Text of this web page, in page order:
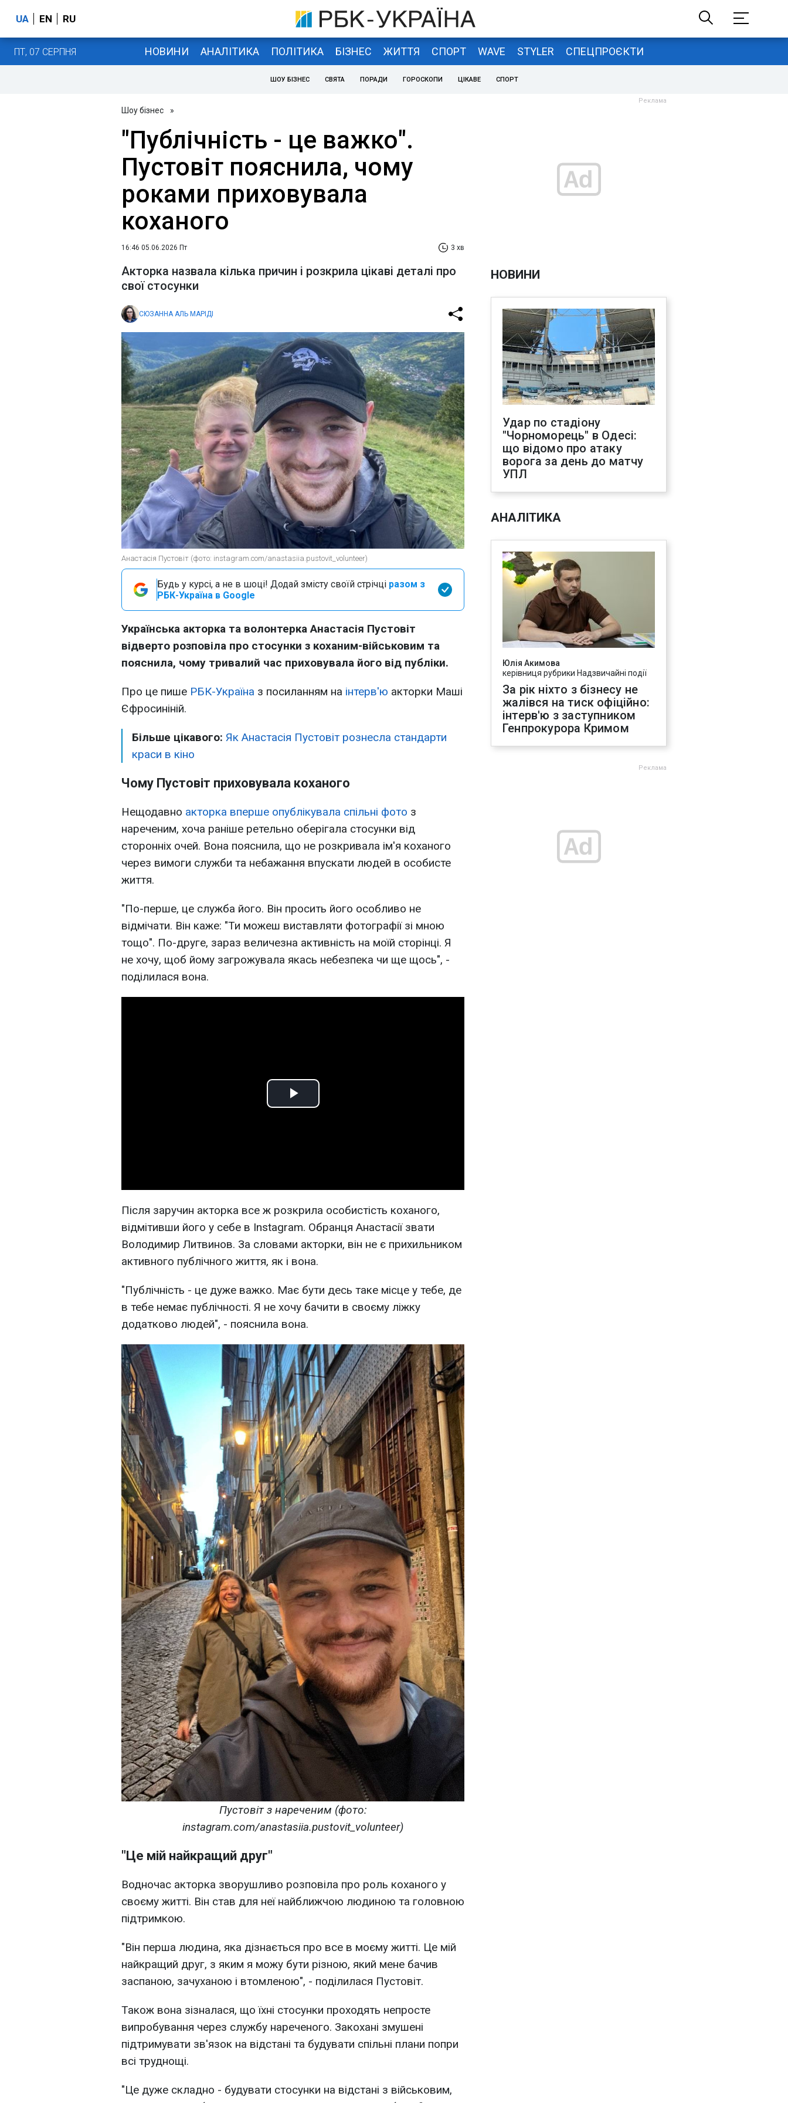
UA EN RU
ПТ, 07 СЕРПНЯ НОВИНИ АНАЛІТИКА ПОЛІТИКА БІЗНЕС ЖИТТЯ СПОРТ WAVE STYLER СПЕЦПРОЄКТИ
ШОУ БІЗНЕС СВЯТА ПОРАДИ ГОРОСКОПИ ЦІКАВЕ СПОРТ
Шоу бізнес »
"Публічність - це важко".
Пустовіт пояснила, чому
роками приховувала
коханого
16:46 05.06.2026 Пт 3 хв
Акторка назвала кілька причин і розкрила цікаві деталі про
свої стосунки
СЮЗАННА АЛЬ МАРІДІ
Анастасія Пустовіт (фото: instagram.com/anastasiia.pustovit_volunteer)
Будь у курсі, а не в шоці! Додай змісту своїй стрічці разом з
РБК-Україна в Google
Українська акторка та волонтерка Анастасія Пустовіт
відверто розповіла про стосунки з коханим-військовим та
пояснила, чому тривалий час приховувала його від публіки.
Про це пише РБК-Україна з посиланням на інтерв'ю акторки Маші
Єфросиніній.
Більше цікавого: Як Анастасія Пустовіт рознесла стандарти
краси в кіно
Чому Пустовіт приховувала коханого
Нещодавно акторка вперше опублікувала спільні фото з
нареченим, хоча раніше ретельно оберігала стосунки від
сторонніх очей. Вона пояснила, що не розкривала ім'я коханого
через вимоги служби та небажання впускати людей в особисте
життя.
"По-перше, це служба його. Він просить його особливо не
відмічати. Він каже: "Ти можеш виставляти фотографії зі мною
тощо". По-друге, зараз величезна активність на моїй сторінці. Я
не хочу, щоб йому загрожувала якась небезпека чи ще щось", -
поділилася вона.
Play
Після заручин акторка все ж розкрила особистість коханого,
відмітивши його у себе в Instagram. Обранця Анастасії звати
Володимир Литвинов. За словами акторки, він не є прихильником
активного публічного життя, як і вона.
"Публічність - це дуже важко. Має бути десь таке місце у тебе, де
в тебе немає публічності. Я не хочу бачити в своєму ліжку
додатково людей", - пояснила вона.
Пустовіт з нареченим (фото:
instagram.com/anastasiia.pustovit_volunteer)​
"Це мій найкращий друг"
Водночас акторка зворушливо розповіла про роль коханого у
своєму житті. Він став для неї найближчою людиною та головною
підтримкою.
"Він перша людина, яка дізнається про все в моєму житті. Це мій
найкращий друг, з яким я можу бути різною, який мене бачив
заспаною, зачуханою і втомленою", - поділилася Пустовіт.
Також вона зізналася, що їхні стосунки проходять непросте
випробування через службу нареченого. Закохані змушені
підтримувати зв'язок на відстані та будувати спільні плани попри
всі труднощі.
"Це дуже складно - будувати стосунки на відстані з військовим,
НОВИНИ
Удар по стадіону
"Чорноморець" в Одесі:
що відомо про атаку
ворога за день до матчу
УПЛ
АНАЛІТИКА
Юлія Акимова
керівниця рубрики Надзвичайні події
За рік ніхто з бізнесу не
жалівся на тиск офіційно:
інтерв'ю з заступником
Генпрокурора Кримом